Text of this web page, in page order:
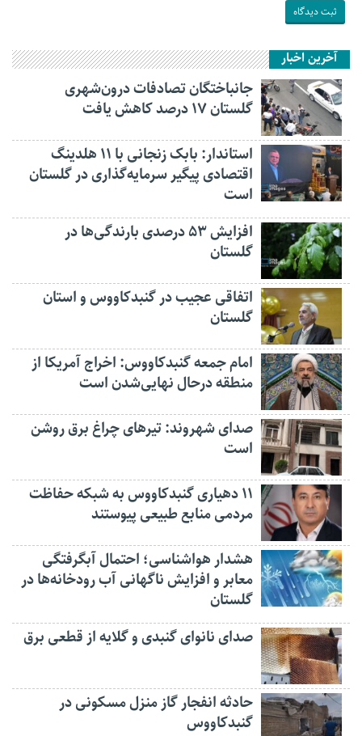
آخرین اخبار
جانباختگان تصادفات درون‌شهری
گلستان ۱۷ درصد کاهش یافت
استاندار: بابک زنجانی با ۱۱ هلدینگ
اقتصادی پیگیر سرمایه‌گذاری در گلستان
است
افزایش ۵۳ درصدی بارندگی‌ها در
گلستان
اتفاقی عجیب در‌ گنبدکاووس و استان
گلستان
امام جمعه گنبدکاووس: اخراج آمریکا از
منطقه درحال نهایی‌شدن است
صدای شهروند: تیرهای چراغ برق روشن
است
۱۱ دهیاری گنبدکاووس به شبکه حفاظت
مردمی منابع طبیعی پیوستند
هشدار هواشناسی؛ احتمال آبگرفتگی
معابر و افزایش ناگهانی آب رودخانه‌ها در
گلستان
صدای نانوای گنبدی و گلایه از قطعی برق
حادثه انفجار گاز منزل مسکونی در
گنبدکاووس